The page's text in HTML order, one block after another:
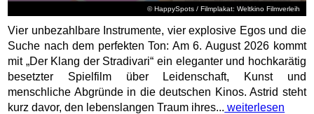
© HappySpots / Filmplakat: Weltkino Filmverleih
Vier unbezahlbare Instrumente, vier explosive Egos und die
Suche nach dem perfekten Ton: Am 6. August 2026 kommt
mit „Der Klang der Stradivari“ ein eleganter und hochkarätig
besetzter Spielfilm über Leidenschaft, Kunst und
menschliche Abgründe in die deutschen Kinos. Astrid steht
kurz davor, den lebenslangen Traum ihres... weiterlesen